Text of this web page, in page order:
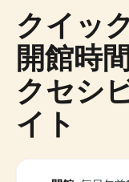
クイッ
開館時
クセシ
イト